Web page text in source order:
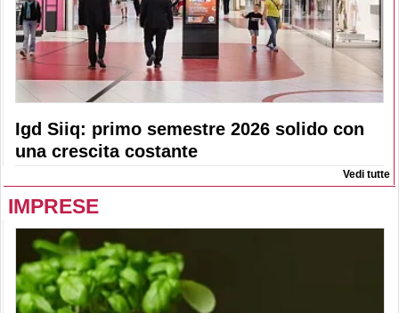
Igd Siiq: primo semestre 2026 solido con
una crescita costante
Vedi tutte
IMPRESE